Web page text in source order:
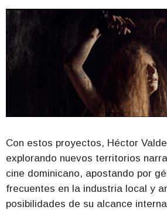
Con estos proyectos, Héctor
explorando nuevos territorios
cine dominicano, apostando por
frecuentes en la industria local y
posibilidades de su alcance